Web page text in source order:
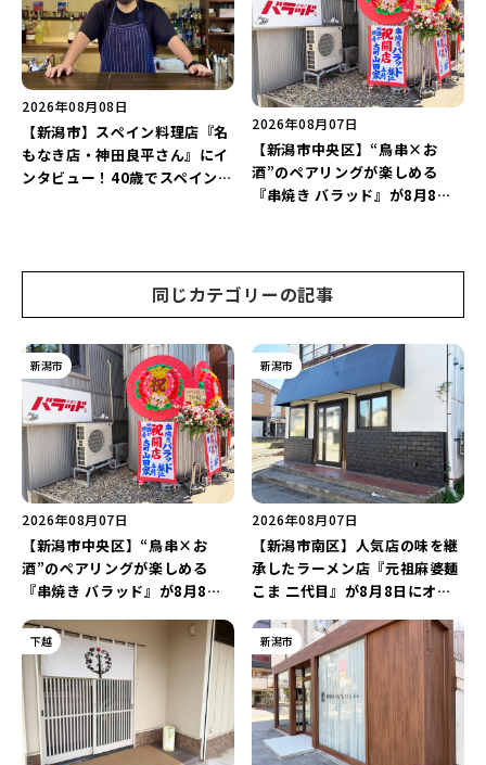
レートランチ」を実食レポート
♪
2026年08月08日
【新潟市】スペイン料理店『名
もなき店・神田良平さん』にイ
ンタビュー！40歳でスペインへ
2026年08月07日
【新潟市中央区】“鳥串×お
酒”のペアリングが楽しめる
『串焼き バラッド』が8月8日
同じカテゴリーの記事
新潟市
2026年08月07日
【新潟市中央区】“鳥串×お
酒”のペアリングが楽しめる
『串焼き バラッド』が8月8日
インアップ♪
新潟市
2026年08月07日
【新潟市南区】人気店の味を継
承したラーメン店『元祖麻婆麺
こま 二代目』が8月8日にオー
た「麻婆麺」を復刻♪
下越 新潟市